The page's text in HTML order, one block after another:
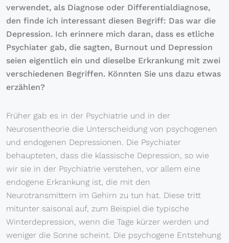
verwendet, als Diagnose oder Differentialdiagnose,
den finde ich interessant diesen Begriff: Das war die
Depression. Ich erinnere mich daran, dass es etliche
Psychiater gab, die sagten, Burnout und Depression
seien eigentlich ein und dieselbe Erkrankung mit zwei
verschiedenen Begriffen. Könnten Sie uns dazu etwas
erzählen?
Früher gab es in der Psychiatrie und in der
Neurosentheorie die Unterscheidung von psychogenen
und endogenen Depressionen. Die Psychiater
behaupteten, dass die klassische Depression, so wie
wir sie in der Psychiatrie verstehen, vor allem eine
endogene Erkrankung ist, die mit den
Neurotransmittern im Gehirn zu tun hat. Diese tritt
mitunter saisonal auf, zum Beispiel die typische
Winterdepression, wenn die Tage kürzer werden und
weniger die Sonne scheint. Die psychogene Entstehung